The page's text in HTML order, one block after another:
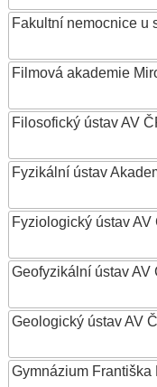
Fakultní nemocnice u
Filmová akademie
Filosofický ústav AV
Fyzikální ústav
Fyziologický ústav AV
Geofyzikální ústav AV
Geologický ústav AV
Gymnázium Františka